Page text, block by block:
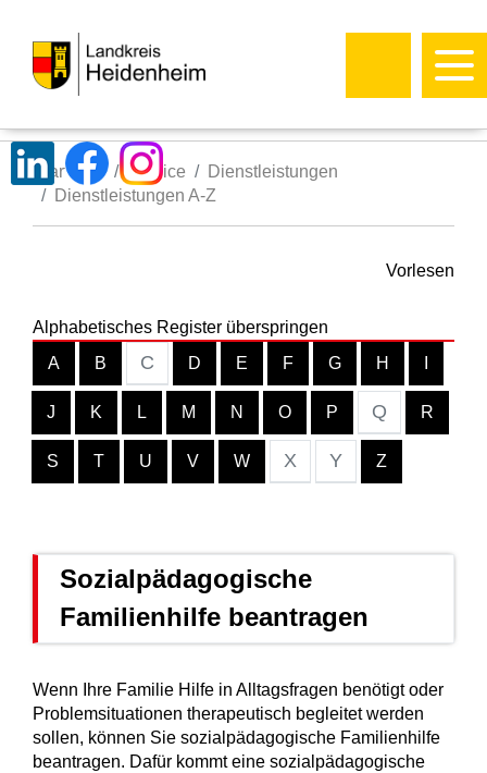
Startseite Service
Dienstleistungen
Dienstleistungen A-Z
Vorlesen
Alphabetisches Register überspringen
A
B C D E F G H
J K L M N O P Q R
S T U V W X Y Z
Sozialpädagogische
Familienhilfe beantragen
Wenn Ihre Familie Hilfe in Alltagsfragen benötigt oder
Problemsituationen therapeutisch begleitet werden
sollen, können Sie sozialpädagogische Familienhilfe
beantragen. Dafür kommt eine sozialpädagogische